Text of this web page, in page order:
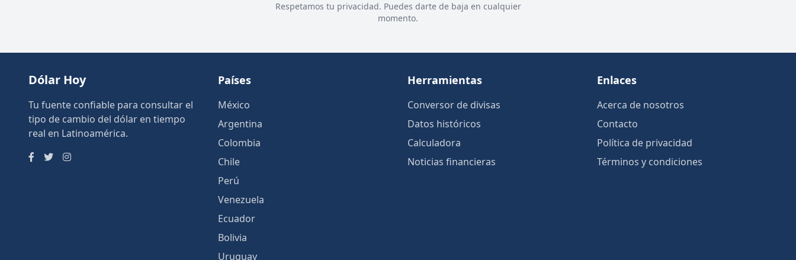
Respetamos tu privacidad. Puedes darte de baja en cualquier
momento.
Dólar Hoy
Tu fuente confiable para consultar el
tipo de cambio del dólar en tiempo
real en Latinoamérica.
Países
México
Argentina
Colombia
Chile
Perú
Venezuela
Ecuador
Bolivia
Uruguay
Herramientas
Conversor de divisas
Datos históricos
Calculadora
Noticias financieras
Enlaces
Acerca de nosotros
Contacto
Política de privacidad
Términos y condiciones